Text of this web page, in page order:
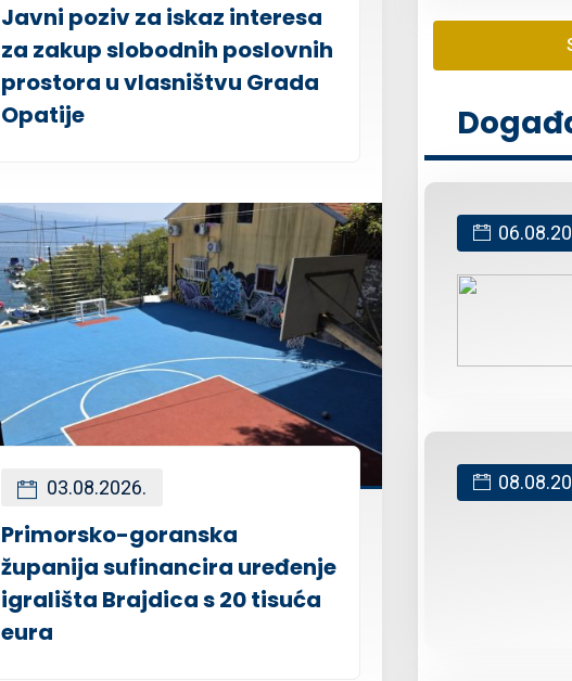
Javni poziv za iskaz interesa
za zakup slobodnih poslovnih
prostora u vlasništvu Grada
Opatije
03.08.2026.
Primorsko-goranska
županija sufinancira uređenje
igrališta Brajdica s 20 tisuća
eura